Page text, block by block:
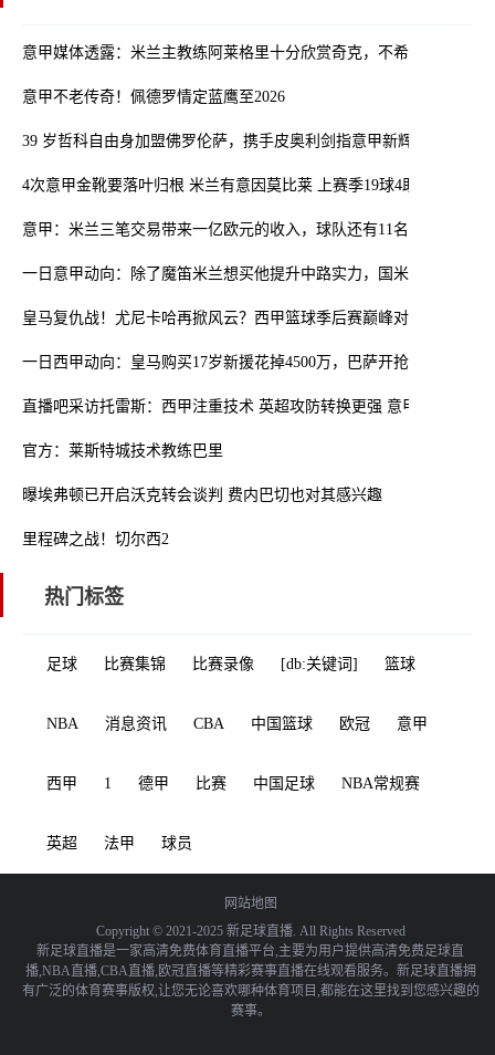
意甲媒体透露：米兰主教练阿莱格里十分欣赏奇克，不希望他加盟拉
意甲不老传奇！佩德罗情定蓝鹰至2026
39 岁哲科自由身加盟佛罗伦萨，携手皮奥利剑指意甲新辉煌​
4次意甲金靴要落叶归根 米兰有意因莫比莱 上赛季19球4助
意甲：米兰三笔交易带来一亿欧元的收入，球队还有11名球员等待被
一日意甲动向：除了魔笛米兰想买他提升中路实力，国米拒售恰20
皇马复仇战！尤尼卡哈再掀风云？西甲篮球季后赛巅峰对决！
一日西甲动向：皇马购买17岁新援花掉4500万，巴萨开抢亚马尔好友
直播吧采访托雷斯：西甲注重技术 英超攻防转换更强 意甲讲究战术
官方：莱斯特城技术教练巴里
曝埃弗顿已开启沃克转会谈判 费内巴切也对其感兴趣
里程碑之战！切尔西2
热门标签
足球 比赛集锦 比赛录像 [db:关键词] 篮球
NBA 消息资讯 CBA 中国篮球 欧冠 意甲
西甲 1 德甲 比赛 中国足球 NBA常规赛
英超 法甲 球员
网站地图
Copyright © 2021-2025 新足球直播. All Rights Reserved
新足球直播是一家高清免费体育直播平台,主要为用户提供高清免费足球直
播,NBA直播,CBA直播,欧冠直播等精彩赛事直播在线观看服务。新足球直播拥
有广泛的体育赛事版权,让您无论喜欢哪种体育项目,都能在这里找到您感兴趣的
赛事。